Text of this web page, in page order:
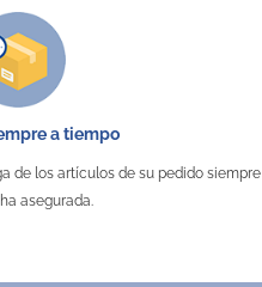
a tiempo
de los artículos de su pedido siempre
asegurada.